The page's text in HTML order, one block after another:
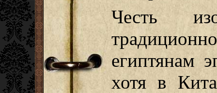
Честь
египтянам
хотя в